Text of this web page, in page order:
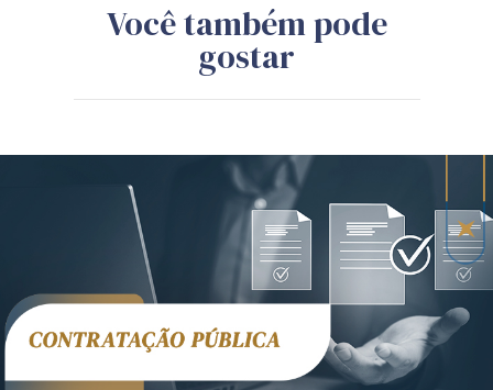
Você também pode
gostar